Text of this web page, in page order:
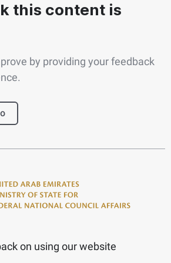
this content is
by providing your feedback
on using our website